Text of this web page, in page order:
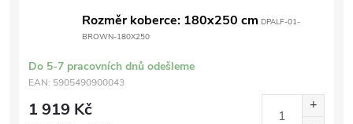
Rozměr koberce: 180x250 cm DPALF-01-
BROWN-180X250
Do 5-7 pracovních dnů odešleme
EAN: 5905490900043
1 919 Kč